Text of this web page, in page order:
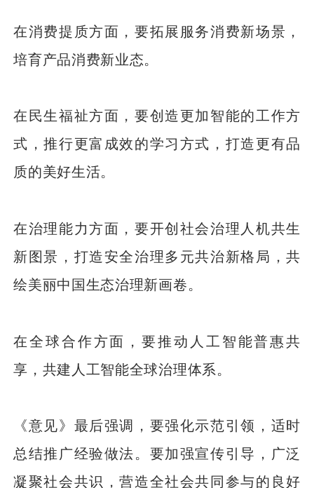
在消费提质方面，要拓展服务消费新场景，
培育产品消费新业态。
在民生福祉方面，要创造更加智能的工作方
式，推行更富成效的学习方式，打造更有品
质的美好生活。
在治理能力方面，要开创社会治理人机共生
新图景，打造安全治理多元共治新格局，共
绘美丽中国生态治理新画卷。
在全球合作方面，要推动人工智能普惠共
享，共建人工智能全球治理体系。
《意见》最后强调，要强化示范引领，适时
总结推广经验做法。要加强宣传引导，广泛
凝聚社会共识，营造全社会共同参与的良好